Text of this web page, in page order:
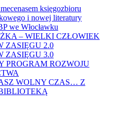
księgozbioru
i nowej literatury
we Włocławku
– WIELKI CZŁOWIEK
ZASIĘGU 2.0
ZASIĘGU 3.0
PROGRAM ROZWOJU
WOLNY CZAS… Z